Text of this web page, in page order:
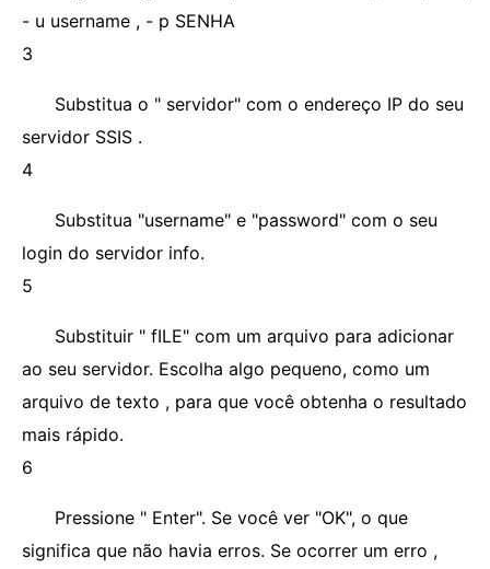
- u username , - p SENHA
3
Substitua o " servidor" com o endereço IP do seu
servidor SSIS .
4
Substitua "username" e "password" com o seu
login do servidor info.
5
Substituir " fILE" com um arquivo para adicionar
ao seu servidor. Escolha algo pequeno, como um
arquivo de texto , para que você obtenha o resultado
mais rápido.
6
Pressione " Enter". Se você ver "OK", o que
significa que não havia erros. Se ocorrer um erro ,